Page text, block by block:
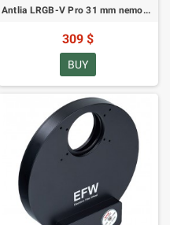
Antlia LRGB-V Pro 31 mm nemontuojamas
309 $
BUY